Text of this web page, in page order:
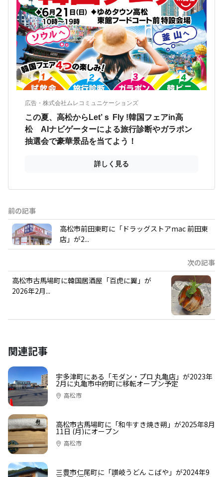
前の記事
高松市前田東町に「ドラッグストアmac 前田東
店」が2...
次の記事
高松市古馬場町に韓国居酒屋「百虎に翼」が
2026年2月...
関連記事
宇多津町にある「モダン・プロ 丸亀店」が2023年
2月に丸亀市中府町に移転オープン予定
高松市
高松市古馬場町に「和牛すき焼き朔」が2025年8月
11日 (月)にオープン
高松市
三豊市仁尾町に「讃岐うどん こばや」が2024年9